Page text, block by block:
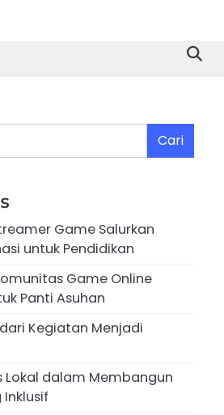
Cari
Game Salurkan
untuk Pendidikan
Game Online
Panti Asuhan
Kegiatan Menjadi
Lokal dalam Membangun